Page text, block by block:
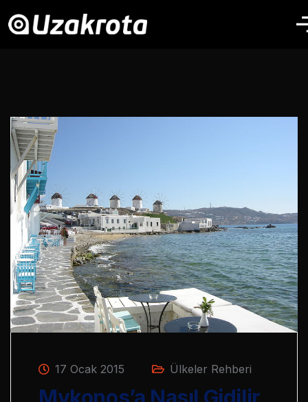
17 Ocak 2015 Ülkeler Rehberi
Mykonos’a Nasıl Gidilir,